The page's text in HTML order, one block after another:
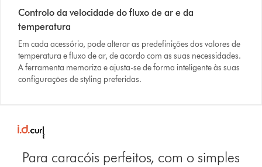
Controlo da velocidade do fluxo de ar e da
temperatura
Em cada acessório, pode alterar as predefinições dos valores de
temperatura e fluxo de ar, de acordo com as suas necessidades.
A ferramenta memoriza e ajusta-se de forma inteligente às suas
configurações de styling preferidas.
Para caracóis perfeitos, com o simples